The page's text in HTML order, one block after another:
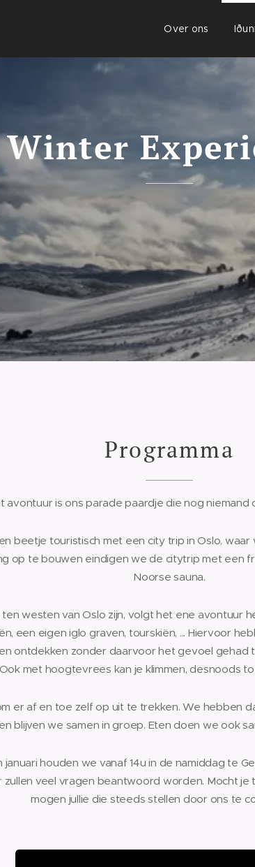
Over ons
Winter
Programma
avontuur is ons parade paardje die nog
beetje touristisch met een city trip in Oslo,
op te bouwen eindigen we de citytrip met een
Noorse sauna.
westen van Oslo zijn, volgt het ene avontuur
een eigen iglo graven, tourskiën, ... Hiervoor
ontdekken zonder daarvoor het gevoel
met hoogtevrees kan je klimmen, desnoods
er af en toe zelf op uit te trekken. We hebben
blijven we samen in groep. Eten doen we ook
houden we vanaf 14u in de namiddag te
zullen veel vragen beantwoord worden. Mocht
mogen jullie die steeds stellen door ons te